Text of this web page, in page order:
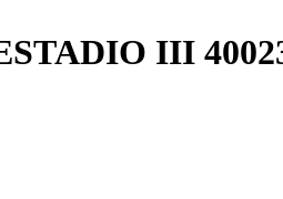
III